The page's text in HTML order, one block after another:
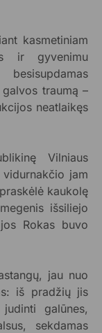
kasmetiniam
ir gyvenimu
traumą –
neatlaikęs
Vilniaus
jam
kaukolę
išsiliejo
Rokas buvo
jau nuo
iš pradžių jis
galūnes,
sekdamas